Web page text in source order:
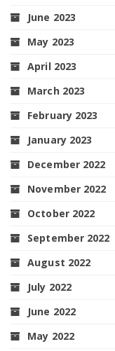
June 2023
May 2023
April 2023
March 2023
February 2023
January 2023
December 2022
November 2022
October 2022
September 2022
August 2022
July 2022
June 2022
May 2022